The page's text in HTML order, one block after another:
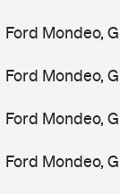
Ford Mondeo,
Ford Mondeo,
Ford Mondeo,
Ford Mondeo,